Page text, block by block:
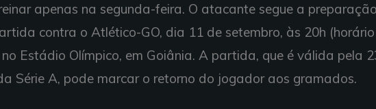
apenas na segunda-feira. O atacante segue a preparação
contra o Atlético-GO, dia 11 de setembro, às 20h
Estádio Olímpico, em Goiânia. A partida, que é válida pela
Série A, pode marcar o retorno do jogador aos gramados.